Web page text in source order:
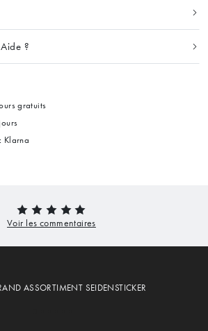
?
gratuits
Klarna
ASSORTIMENT SEIDENSTICKER